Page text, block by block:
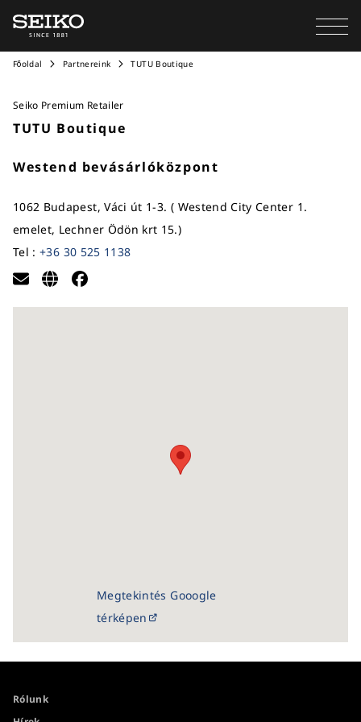
Főoldal Partnereink TUTU Boutique
Seiko Premium Retailer
TUTU Boutique
Westend bevásárlóközpont
1062 Budapest, Váci út 1-3. ( Westend City Center 1.
emelet, Lechner Ödön krt 15.)
Tel :+36 30 525 1138
Megtekintés Gooogle
térképen
Rólunk